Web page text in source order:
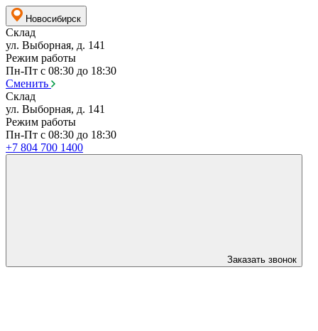
Новосибирск
Склад
ул. Выборная, д. 141
Режим работы
Пн-Пт с 08:30 до 18:30
Сменить
Склад
ул. Выборная, д. 141
Режим работы
Пн-Пт с 08:30 до 18:30
+7 804 700 1400
Заказать звонок